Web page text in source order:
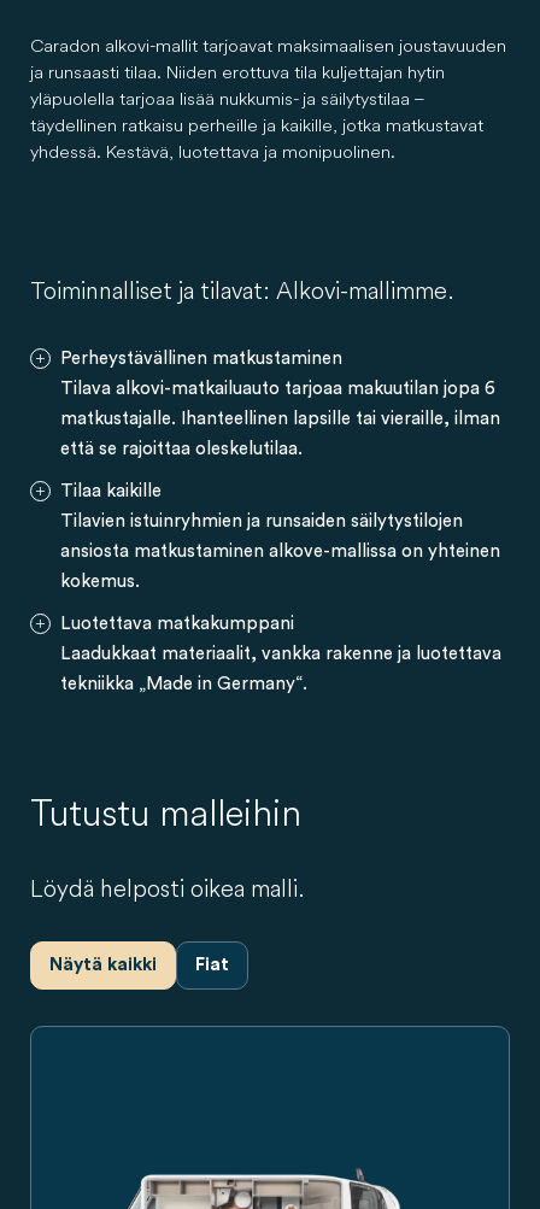
Caradon alkovi-mallit tarjoavat maksimaalisen joustavuuden
ja runsaasti tilaa. Niiden erottuva tila kuljettajan hytin
yläpuolella tarjoaa lisää nukkumis- ja säilytystilaa –
täydellinen ratkaisu perheille ja kaikille, jotka matkustavat
yhdessä. Kestävä, luotettava ja monipuolinen.
Toiminnalliset ja tilavat: Alkovi-mallimme.
Perheystävällinen matkustaminen
Tilava alkovi-matkailuauto tarjoaa makuutilan jopa 6
matkustajalle. Ihanteellinen lapsille tai vieraille, ilman
että se rajoittaa oleskelutilaa.
Tilaa kaikille
Tilavien istuinryhmien ja runsaiden säilytystilojen
ansiosta matkustaminen alkove-mallissa on yhteinen
kokemus.
Luotettava matkakumppani
Laadukkaat materiaalit, vankka rakenne ja luotettava
tekniikka „Made in Germany“.
Tutustu malleihin
Löydä helposti oikea malli.
Näytä kaikki Fiat